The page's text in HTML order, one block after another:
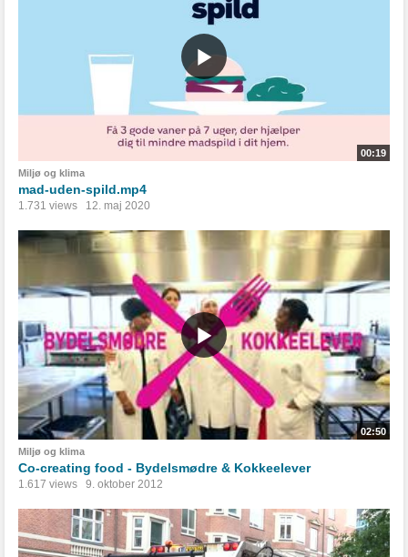
00:19
Miljø og klima
mad-uden-spild.mp4
1.731 views 12. maj 2020
02:50
Miljø og klima
Co-creating food - Bydelsmødre & Kokkeelever
1.617 views 9. oktober 2012